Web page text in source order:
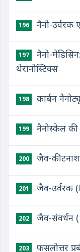
196 नैनो-उर्वरक
197
नैनो-
थेरानोस्टिक्स
198 कार्बन
199 नैनोस्केल
200 जैव-
201 जैव-उर्वरक
202 जैव-
203 फसलोत्तर